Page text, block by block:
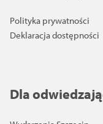
Polityka prywatności
Deklaracja dostępności
Dla